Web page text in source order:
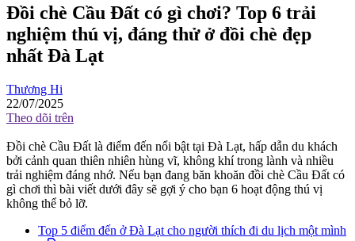
Đồi chè Cầu Đất có gì chơi? Top 6 trải
nghiệm thú vị, đáng thử ở đồi chè đẹp
nhất Đà Lạt
Thương Hi
22/07/2025
Theo dõi trên
Đồi chè Cầu Đất là điểm đến nổi bật tại Đà Lạt, hấp dẫn du khách
bởi cảnh quan thiên nhiên hùng vĩ, không khí trong lành và nhiều
trải nghiệm đáng nhớ. Nếu bạn đang băn khoăn đồi chè Cầu Đất có
gì chơi thì bài viết dưới đây sẽ gợi ý cho bạn 6 hoạt động thú vị
không thể bỏ lỡ.
Top 5 điểm đến ở Đà Lạt cho người thích đi du lịch một mình